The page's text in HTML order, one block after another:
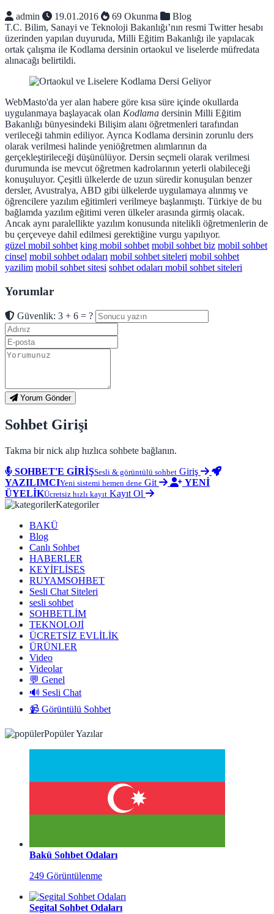
admin
19.01.2016 69 Okunma
Blog
T.C. Bilim, Sanayi ve Teknoloji Bakanlığı’nın resmi Twitter hesabı
üzerinden yapılan duyuruda, Milli Eğitim Bakanlığı ile yapılacak
ortak çalışma ile Kodlama dersinin ortaokul ve liselerde müfredata
alınacağı belirtildi.
WebMasto'da yer alan habere göre kısa süre içinde okullarda
uygulanmaya başlayacak olan Kodlama dersinin Milli Eğitim
Bakanlığı bünyesindeki Bilişim alanı öğretmenleri tarafından
verileceği tahmin ediliyor. Ayrıca Kodlama dersinin zorunlu ders
olarak verilmesi halinde yeniöğretmen alımlarının da
gerçekleştirileceği düşünülüyor. Dersin seçmeli olarak verilmesi
durumunda ise mevcut öğretmen kadrolarının yeterli olabileceği
konuşuluyor. Çeşitli ülkelerde de uzun süredir konuşulan benzer
dersler, Avustralya, ABD gibi ülkelerde uygulamaya alınmış ve
öğrencilere yazılım eğitimleri verilmeye başlanmıştı. Türkiye de bu
bağlamda yazılım eğitimi veren ülkeler arasında girmiş olacak.
Ancak aynı paralellikte yazılım konusunda nitelikli öğretmenlerin de
bu çerçeveye dahil edilmesi gerektiğine vurgu yapılıyor.
güzel mobil sohbet king mobil sohbet mobil sohbet biz mobil sohbet
cinsel mobil sohbet odaları mobil sohbet siteleri mobil sohbet
yazilim mobil sohbet sitesi sohbet odaları mobil sohbet siteleri
Yorumlar
Güvenlik: 3 + 6 = ?
Yorum Gönder
Sohbet Girişi
Takma bir nick alıp hızlıca sohbete bağlanın.
SOHBET'E GİRİŞSesli & görüntülü sohbet Giriş
YAZILIMCIYeni sistemi hemen dene Git
YENİ
ÜYELİKÜcretsiz hızlı kayıt Kayıt Ol
Kategoriler
BAKÜ
Blog
Canlı Sohbet
HABERLER
KEYİFLİSES
RUYAMSOHBET
Sesli Chat Siteleri
sesli sohbet
SOHBETLİM
TEKNOLOJİ
ÜCRETSİZ EVLİLİK
ÜRÜNLER
Video
Videolar
💬 Genel
🔊 Sesli Chat
📹 Görüntülü Sohbet
Popüler Yazılar
Bakü Sohbet Odaları
249 Görüntülenme
Segital Sohbet Odaları